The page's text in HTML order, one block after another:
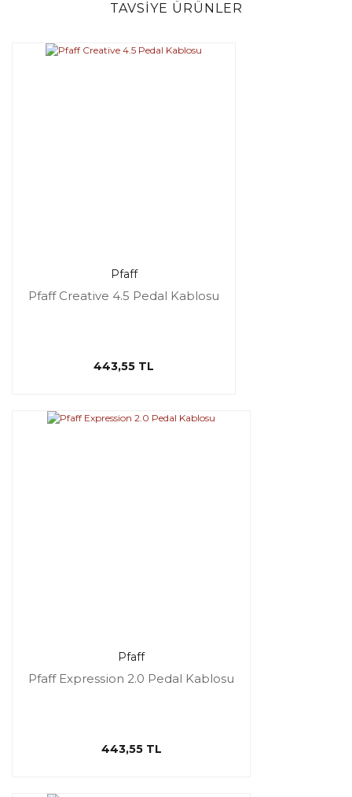
TAVSİYE ÜRÜNLER
Pfaff
Pfaff Creative 4.5 Pedal Kablosu
443,55 TL
Pfaff
Pfaff Expression 2.0 Pedal Kablosu
443,55 TL